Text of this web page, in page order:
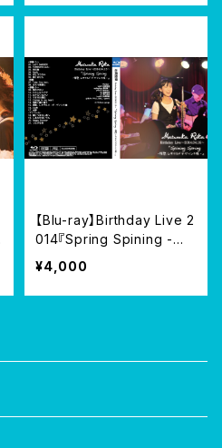
【Blu-ray】Birthday Live 2
014『Spring Spining -拝
啓、レオナルド・ダ・ヴィンチ
様- 』@渋谷gee.ge 2014/
04/15
¥4,000